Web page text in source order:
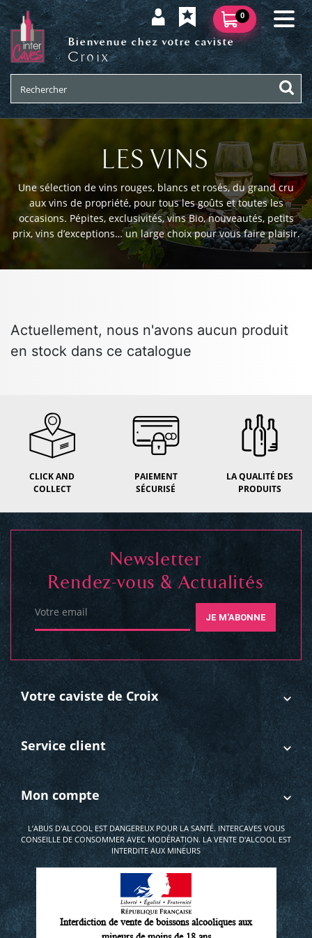
0
Bienvenue chez votre caviste
Croix
LES VINS
Une sélection de vins rouges, blancs et rosés, du grand cru
aux vins de propriété, pour tous les goûts et toutes les
occasions. Pépites, exclusivités, vins Bio, nouveautés, petits
prix, vins d’exceptions… un large choix pour vous faire plaisir.
Actuellement, nous n'avons aucun produit
en stock dans ce catalogue
CLICK AND
COLLECT
PAIEMENT
SÉCURISÉ
LA QUALITÉ DES
PRODUITS
Votre caviste de Croix
Service client
Mon compte
Newsletter
Rendez-vous & Actualités
Votre email JE M'ABONNE
L’ABUS D'ALCOOL EST DANGEREUX POUR LA SANTÉ. INTERCAVES VOUS
CONSEILLE DE CONSOMMER AVEC MODÉRATION. LA VENTE D'ALCOOL EST
INTERDITE AUX MINEURS
Interdiction de vente de boissons alcooliques aux